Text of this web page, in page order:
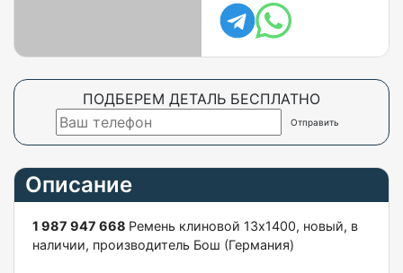
ПОДБЕРЕМ ДЕТАЛЬ БЕСПЛАТНО
Описание
1 987 947 668 Ремень клиновой 13x1400, новый, в
наличии, производитель Бош (Германия)